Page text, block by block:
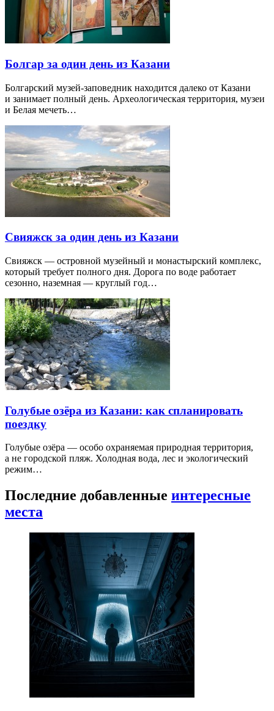
Болгар за один день из Казани
Болгарский музей-заповедник находится далеко от Казани
и занимает полный день. Археологическая территория, музеи
и Белая мечеть…
Свияжск за один день из Казани
Свияжск — островной музейный и монастырский комплекс,
который требует полного дня. Дорога по воде работает
сезонно, наземная — круглый год…
Голубые озёра из Казани: как спланировать
поездку
Голубые озёра — особо охраняемая природная территория,
а не городской пляж. Холодная вода, лес и экологический
режим…
Последние добавленные интересные
места